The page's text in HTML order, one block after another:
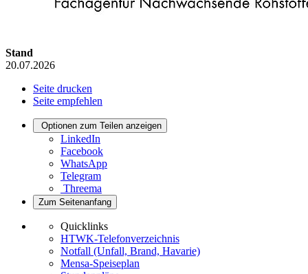
Stand
20.07.2026
Seite drucken
Seite empfehlen
Optionen zum Teilen anzeigen
LinkedIn
Facebook
WhatsApp
Telegram
Threema
Zum Seitenanfang
Quicklinks
HTWK-Telefonverzeichnis
Notfall (Unfall, Brand, Havarie)
Mensa-Speiseplan